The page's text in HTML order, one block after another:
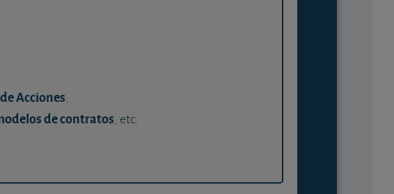
Acciones.
de contratos, etc.